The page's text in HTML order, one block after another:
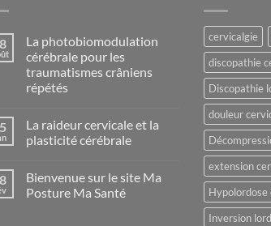
La photobiomodulation
cérébrale pour les
traumatismes crâniens
répétés
sur
photobiomodulation
les
traumatismes
crâniens
La raideur cervicale et la
plasticité cérébrale
sur
La
raideur
Bienvenue sur le site Ma
Posture Ma Santé
cervicalgie
discopathie
Discopathie
douleur
extension
Hypolordose
Inversion